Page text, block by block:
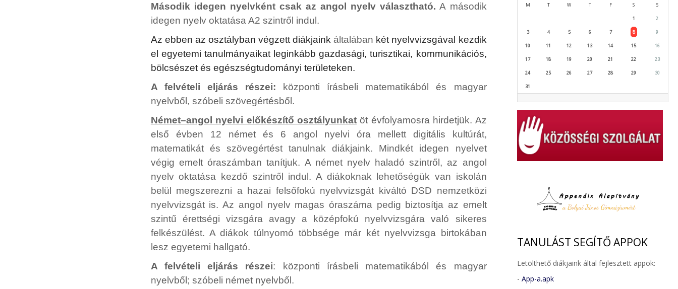
Második idegen nyelvként csak az angol nyelv választható. A második
idegen nyelv oktatása A2 szintről indul.
Az ebben az osztályban végzett diákjaink általában két nyelvvizsgával kezdik
el egyetemi tanulmányaikat leginkább gazdasági, turisztikai, kommunikációs,
bölcsészet és egészségtudományi területeken.
A felvételi eljárás részei:
központi írásbeli matematikából és magyar
nyelvből, szóbeli szövegértésből.
Német–angol nyelvi előkészítő osztályunkatöt évfolyamosra hirdetjük. Az
első évben 12 német és 6 angol nyelvi óra mellett digitális kultúrát,
matematikát és szövegértést tanulnak diákjaink. Mindkét idegen nyelvet
végig emelt óraszámban tanítjuk. A német nyelv haladó szintről, az angol
nyelv oktatása kezdő szintről indul. A diákoknak lehetőségük van iskolán
belül megszerezni a hazai felsőfokú nyelvvizsgát kiváltó DSD nemzetközi
nyelvvizsgát is. Az angol nyelv magas óraszáma pedig biztosítja az emelt
szintű érettségi vizsgára avagy a középfokú nyelvvizsgára való sikeres
felkészülést. A diákok túlnyomó többsége már két nyelvvizsga birtokában
lesz egyetemi hallgató.
A felvételi eljárás részei: központi írásbeli matematikából és magyar
nyelvből; szóbeli német nyelvből.
M T W T F S S
1 2
3 4 5 6 7 8 9
10 11 12 13 14 15 16
17 18 19 20 21 22 23
24 25 26 27 28 29 30
31
TANULÁST SEGÍTŐ APPOK
Letölthető diákjaink által fejlesztett appok:
- App-a.apk